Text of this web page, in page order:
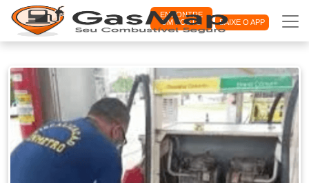
ENCONTRE
UM POSTO
BAIXE O APP